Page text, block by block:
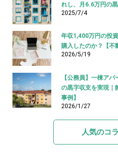
れし、月6.6万円の
2025/7/4
年収1,400万円の投
購入したのか？【不
2026/5/19
【公務員】一棟ア
の黒字収支を実現｜
事例】
2026/1/27
人気のコ